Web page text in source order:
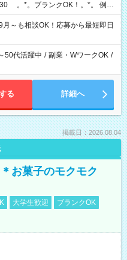
例え
/コールセンター/受付/販売/カフェ
フロント/化粧品販売/など 様々な
ます♪
～も相談OK！応募から最短即日
50代活躍中 / 副業・WワークOK /
る 詳細へ
掲載日：2026.08.04
お菓子のモクモク
大学生歓迎
ブランクOK